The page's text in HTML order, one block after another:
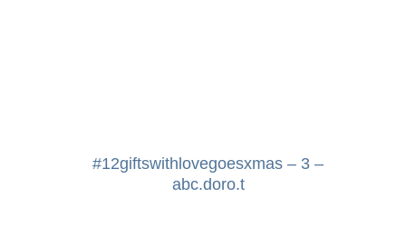
#12giftswithlovegoesxmas – 3 –
abc.doro.t